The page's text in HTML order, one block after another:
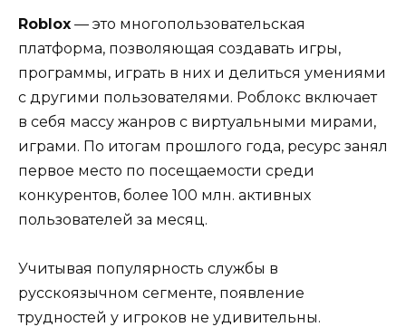
Roblox — это многопользовательская
платформа, позволяющая создавать игры,
программы, играть в них и делиться умениями
с другими пользователями. Роблокс включает
в себя массу жанров с виртуальными мирами,
играми. По итогам прошлого года, ресурс занял
первое место по посещаемости среди
конкурентов, более 100 млн. активных
пользователей за месяц.
Учитывая популярность службы в
русскоязычном сегменте, появление
трудностей у игроков не удивительны.